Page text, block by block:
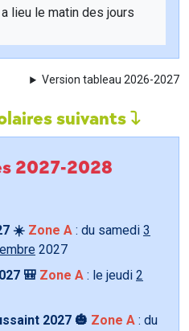
a lieu le matin des jours
Version tableau 2026-2027
suivants
2027-2028
☀️ Zone A : du samedi 3
2027
🎒 Zone A : le jeudi 2
2027 🎃 Zone A : du